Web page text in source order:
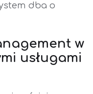
dba o
w
usługami